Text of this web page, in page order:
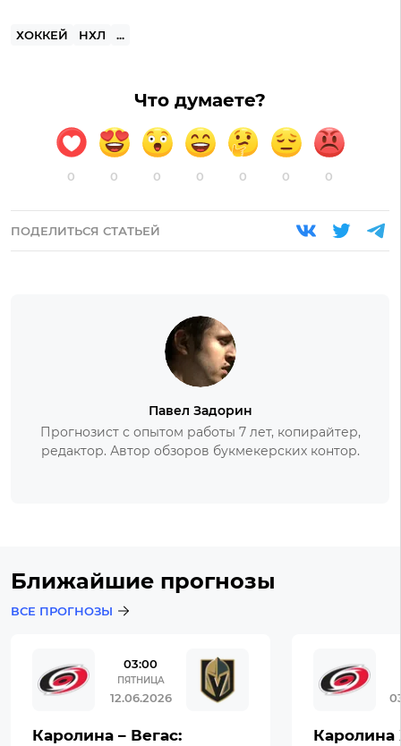
ХОККЕЙ НХЛ ...
Что думаете?
0 0 0 0 0 0 0
ПОДЕЛИТЬСЯ СТАТЬЕЙ
Павел Задорин
Прогнозист с опытом работы 7 лет, копирайтер,
редактор. Автор обзоров букмекерских контор.
Ближайшие прогнозы
ВСЕ ПРОГНОЗЫ
03:00
ПЯТНИЦА
12.06.2026
Каролина – Вегас:
Каролина